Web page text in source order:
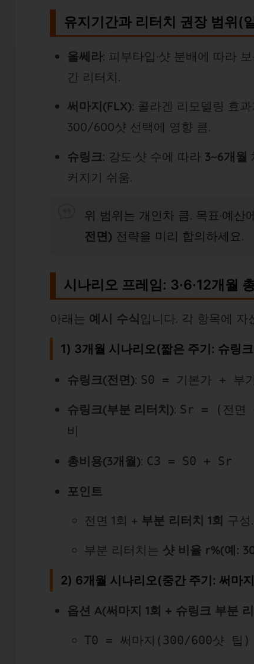
유지기간과 리터치 권장 범위(
울쎄라: 피부타입·샷 분배에 따라
간 리터치.
써마지(FLX): 콜라겐 리모델링 효
300/600샷 선택에 영향 큼.
슈링크: 강도·샷 수에 따라 3~6개월
커지기 쉬움.
위 범위는 개인차 큼. 목표·예산
전면) 전략을 미리 합의하세요.
시나리오 프레임: 3·6·12개월
아래는 예시 수식 입니다. 각 항목에 자
1) 3개월 시나리오(짧은 주기: 슈링
슈링크(전면): S0 = 기본가 + 부
슈링크(부분 리터치): Sr = (전면
비
총비용(3개월): C3 = S0 + Sr
포인트
전면 1회 + 부분 리터치 1회 구성.
부분 리터치는 샷 비율 r%(예:
2) 6개월 시나리오(중간 주기: 써마
옵션 A(써마지 1회 + 슈링크 부분
T0 = 써마지(300/600샷 팁)